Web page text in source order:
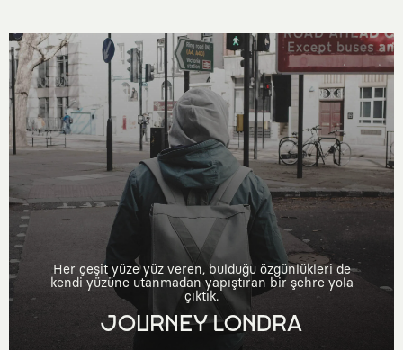
Her çeşit yüze yüz veren, bulduğu özgünlükleri de
kendi yüzüne utanmadan yapıştıran bir şehre yola
çıktık.
JOURNEY LONDRA